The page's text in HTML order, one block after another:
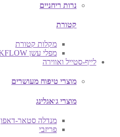
נרות ריחניים
קטורת
מקלות קטורת
מפלי עשן BACKFLOW
לייף-סטייל ואווירה
מוצרי טיפוח מעושרים
מוצרי ג׳אגלינג
מנדלה סטאר-דאפו
פריזבי